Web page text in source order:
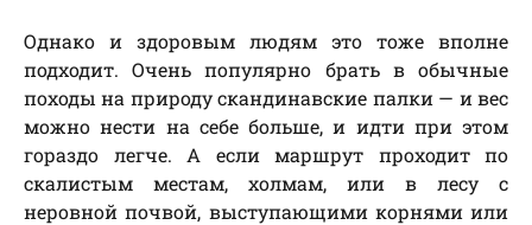
Однако и здоровым людям это тоже вполне
подходит. Очень популярно брать в обычные
походы на природу скандинавские палки — и вес
можно нести на себе больше, и идти при этом
гораздо легче. А если маршрут проходит по
скалистым местам, холмам, или в лесу с
неровной почвой, выступающими корнями или